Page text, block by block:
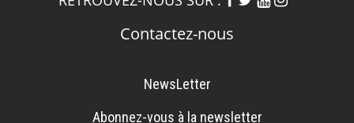
Contactez-nous
NewsLetter
Abonnez-vous à la newsletter